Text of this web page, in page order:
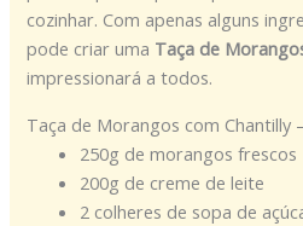
cozinhar. Com apenas alguns
pode criar uma Taça de
impressionará a todos.
Taça de Morangos com Chantilly
250g de morangos frescos
200g de creme de leite
2 colheres de sopa de